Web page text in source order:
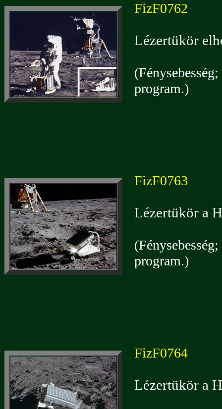
FizF0762
Lézertükör
program.)
FizF0763
Lézertükör a
program.)
FizF0764
Lézertükör a